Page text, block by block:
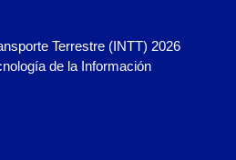
publicitario fijo.
Terrestre (INTT) 2026
de la Información